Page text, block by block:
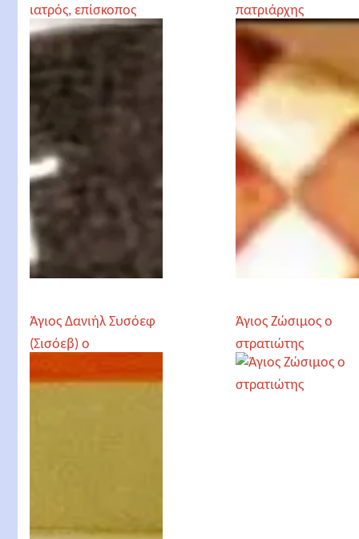
ιατρός, επίσκοπος
Κριμαίας
πατριάρχης
Αλεξανδρείας
Άγιος Δανιήλ Συσόεφ
(Σισόεβ) ο
Άγιος Ζώσιμος ο
στρατιώτης